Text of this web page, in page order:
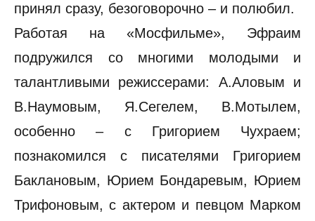
принял сразу, безоговорочно – и полюбил.
Работая на «Мосфильме», Эфраим
подружился со многими молодыми и
талантливыми режиссерами: А.Аловым и
В.Наумовым, Я.Сегелем, В.Мотылем,
особенно – с Григорием Чухраем;
познакомился с писателями Григорием
Баклановым, Юрием Бондаревым, Юрием
Трифоновым, с актером и певцом Марком